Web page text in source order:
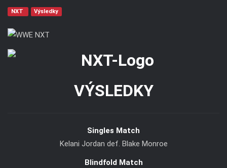
NXT Výsledky
VÝSLEDKY
Singles Match
Kelani Jordan def. Blake Monroe
Blindfold Match